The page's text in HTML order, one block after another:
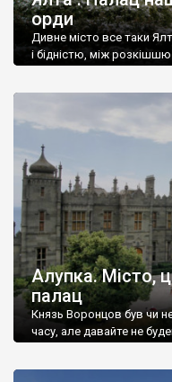
орди
Дивне місто все таки
і бідністю, між
Алупка. Місто,
палац
Князь Воронцов був чи
часу, але давайте не